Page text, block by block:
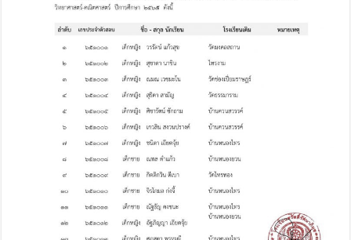
สิทธิ์
สอบ
คัด
เลือก
เข้า
ศึกษา
ต่อ
ชั้น
มัธยมศึกษา
ปี
ที่
๑
โครงการ